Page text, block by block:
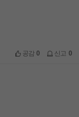
공감0 신고 0